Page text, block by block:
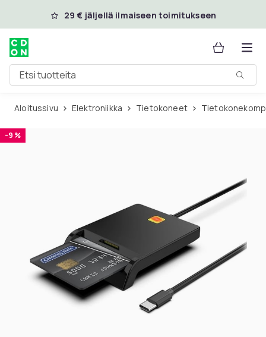
Ohita ja siirry pääsisältöön
29 € jäljellä ilmaiseen toimitukseen
Etsi tuotteita
Aloitussivu Elektroniikka Tietokoneet
-9 %